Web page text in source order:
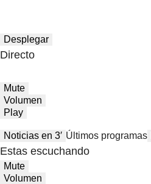
Desplegar
Directo
Mute
Volumen
Play
Noticias en 3′ Últimos programas
Estas escuchando
Mute
Volumen